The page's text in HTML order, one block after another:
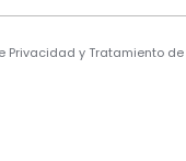
Privacidad y Tratamiento